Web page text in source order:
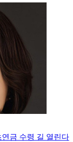
금 수령 길 열린다